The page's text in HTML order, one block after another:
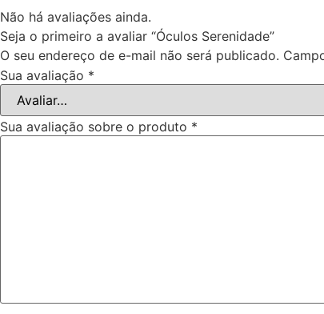
Não há avaliações ainda.
Seja o primeiro a avaliar “Óculos Serenidade”
O seu endereço de e-mail não será publicado.
Sua avaliação *
Sua avaliação sobre o produto *